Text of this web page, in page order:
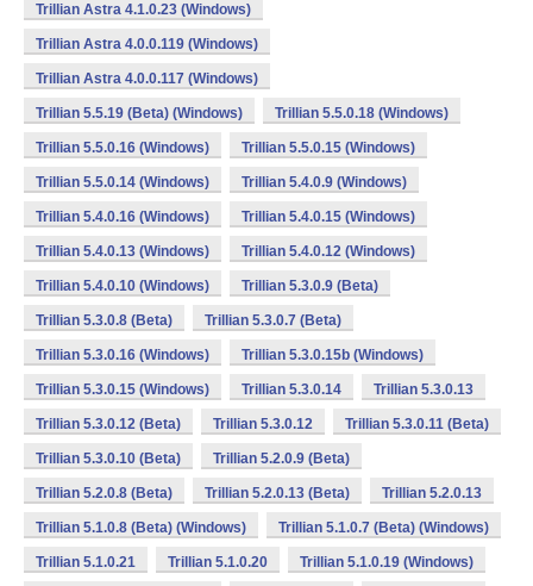
Trillian Astra 4.1.0.23 (Windows)
Trillian Astra 4.0.0.119 (Windows)
Trillian Astra 4.0.0.117 (Windows)
Trillian 5.5.19 (Beta) (Windows) Trillian 5.5.0.18 (Windows)
Trillian 5.5.0.16 (Windows) Trillian 5.5.0.15 (Windows)
Trillian 5.5.0.14 (Windows) Trillian 5.4.0.9 (Windows)
Trillian 5.4.0.16 (Windows) Trillian 5.4.0.15 (Windows)
Trillian 5.4.0.13 (Windows) Trillian 5.4.0.12 (Windows)
Trillian 5.4.0.10 (Windows) Trillian 5.3.0.9 (Beta)
Trillian 5.3.0.8 (Beta) Trillian 5.3.0.7 (Beta)
Trillian 5.3.0.16 (Windows) Trillian 5.3.0.15b (Windows)
Trillian 5.3.0.15 (Windows) Trillian 5.3.0.14 Trillian 5.3.0.13
Trillian 5.3.0.12 (Beta) Trillian 5.3.0.12 Trillian 5.3.0.11 (Beta)
Trillian 5.3.0.10 (Beta) Trillian 5.2.0.9 (Beta)
Trillian 5.2.0.8 (Beta) Trillian 5.2.0.13 (Beta) Trillian 5.2.0.13
Trillian 5.1.0.8 (Beta) (Windows) Trillian 5.1.0.7 (Beta) (Windows)
Trillian 5.1.0.21 Trillian 5.1.0.20 Trillian 5.1.0.19 (Windows)